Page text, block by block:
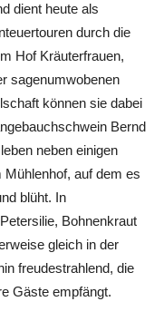
dient heute als
durch die
Hof Kräuterfrauen,
sagenumwobenen
können sie dabei
Bernd
neben einigen
auf dem es
blüht. In
Bohnenkraut
gleich in der
freudestrahlend, die
Gäste empfängt.